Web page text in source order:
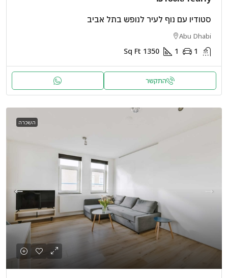
סטודיו עם נוף לעיר לנופש בתל אביב
Abu Dhabi
1
1
1350
Sq Ft
התקשר
השכרה